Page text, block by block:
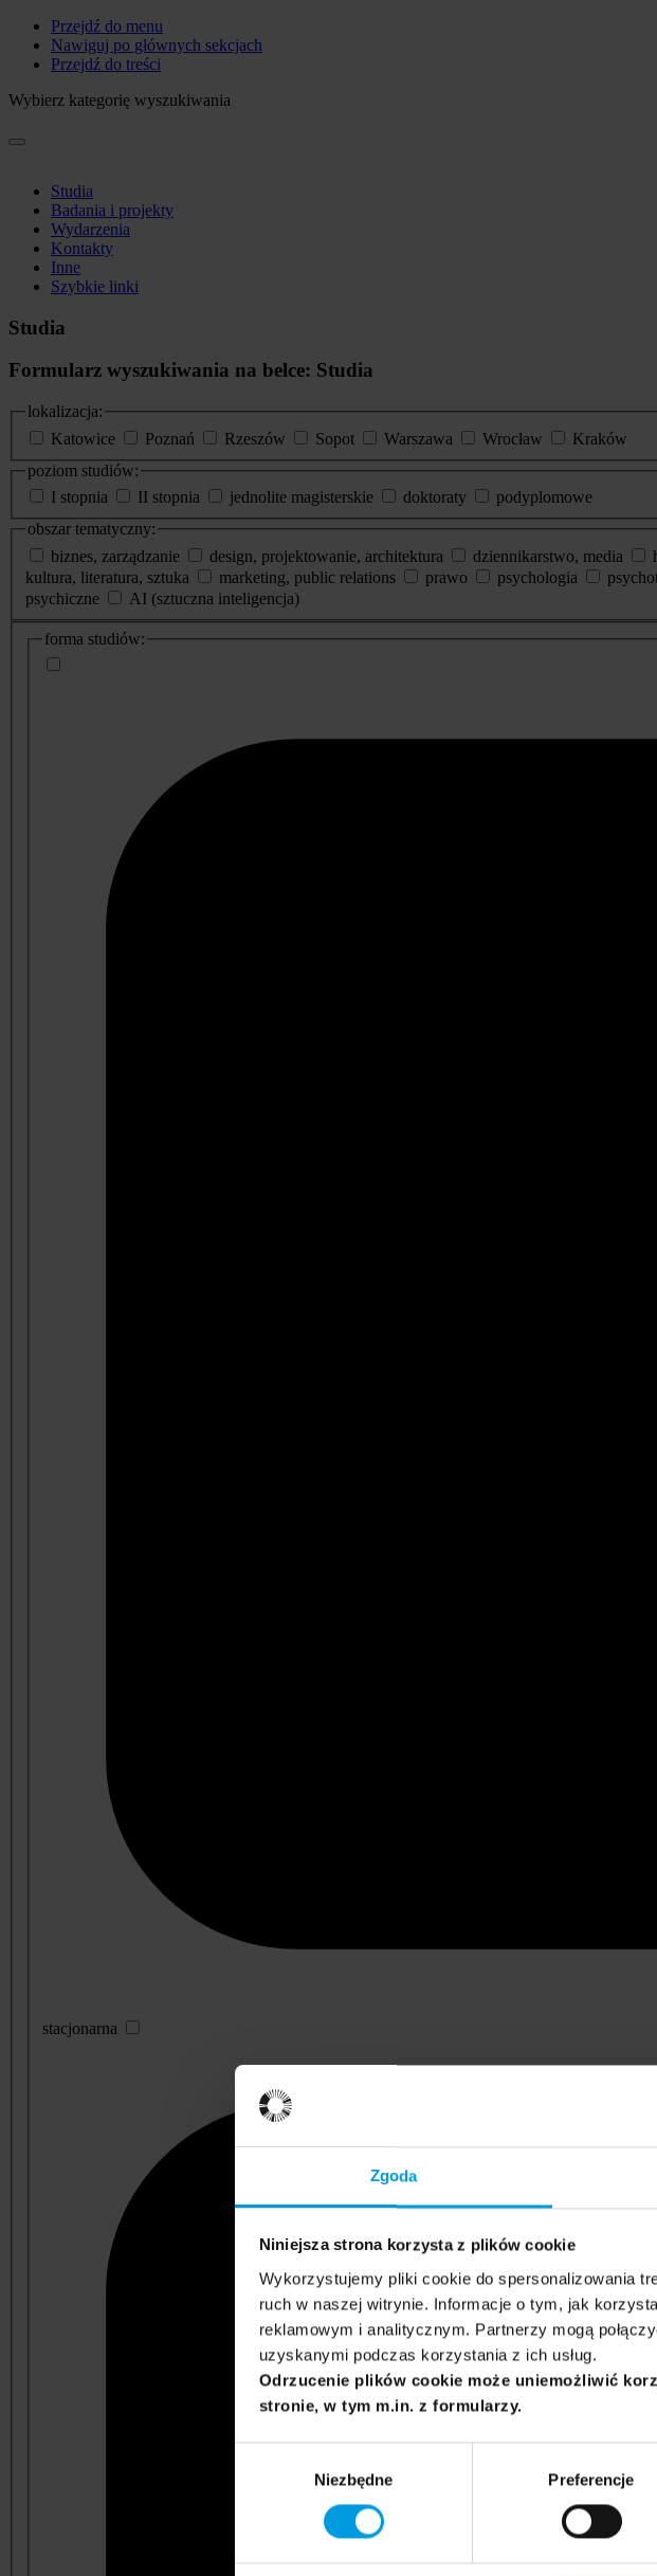
Zgoda
Niniejsza strona korzysta z plików cookie
Wykorzystujemy pliki cookie do spersonalizowania
ruch w naszej witrynie. Informacje o tym, jak
reklamowym i analitycznym. Partnerzy mogą
uzyskanymi podczas korzystania z ich usług.
Odrzucenie plików cookie może uniemożliwić
stronie, w tym m.in. z formularzy.
Niezbędne Preferencje
Przejdź do menu
Nawiguj po głównych sekcjach
Przejdź do treści
Wybierz kategorię wyszukiwania
Studia
Badania i projekty
Wydarzenia
Kontakty
Inne
Szybkie linki
Studia
Formularz wyszukiwania na belce: Studia
lokalizacja:
Katowice
Poznań Rzeszów Sopot Warszawa Wrocław
Kraków
poziom studiów:
I stopnia
II stopnia jednolite magisterskie doktoraty
podyplomowe
obszar tematyczny:
biznes, zarządzanie
design, projektowanie, architektura dziennikarstwo, media
kultura, literatura, sztuka
marketing, public relations prawo psychologia
psychiczne
AI (sztuczna inteligencja)
dodatkowe
informacje
forma studiów:
stacjonarna